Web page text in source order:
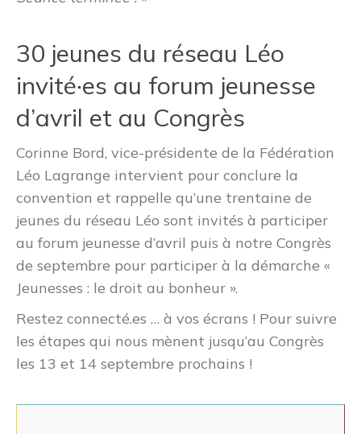
30 jeunes du réseau Léo
invité·es au forum jeunesse
d’avril et au Congrès
Corinne Bord, vice-présidente de la Fédération
Léo Lagrange intervient pour conclure la
convention et rappelle qu’une trentaine de
jeunes du réseau Léo sont invités à participer
au forum jeunesse d’avril puis à notre Congrès
de septembre pour participer à la démarche «
Jeunesses : le droit au bonheur ».
Restez connecté.es … à vos écrans ! Pour suivre
les étapes qui nous mènent jusqu’au Congrès
les 13 et 14 septembre prochains !